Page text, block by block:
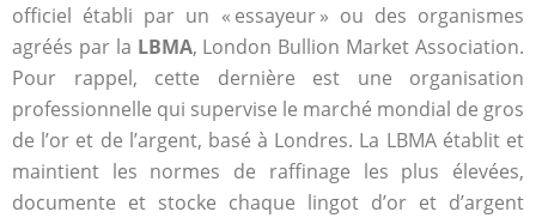
officiel établi par un « essayeur » ou des organismes
agréés par la LBMA, London Bullion Market Association.
Pour rappel, cette dernière est une organisation
professionnelle qui supervise le marché mondial de gros
de l’or et de l’argent, basé à Londres. La LBMA établit et
maintient les normes de raffinage les plus élevées,
documente et stocke chaque lingot d’or et d’argent